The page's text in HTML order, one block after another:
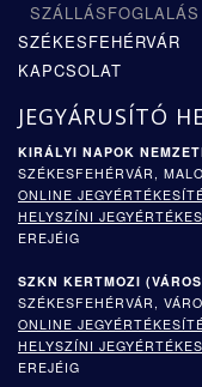
SZÁLLÁSFOGLALÁS
SZÉKESFEHÉRVÁR
KAPCSOLAT
JEGYÁRUSÍTÓ
KIRÁLYI NAPOK
SZÉKESFEHÉRVÁR,
ONLINE
HELYSZÍNI
EREJÉIG
SZKN KERTMOZI (
SZÉKESFEHÉRVÁR,
ONLINE
HELYSZÍNI
EREJÉIG